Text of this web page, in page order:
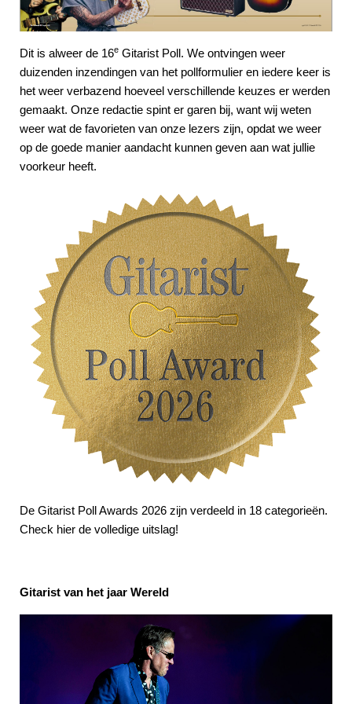
Dit is alweer de 16e Gitarist Poll. We ontvingen weer
duizenden inzendingen van het pollformulier en iedere keer is
het weer verbazend hoeveel verschillende keuzes er werden
gemaakt. Onze redactie spint er garen bij, want wij weten
weer wat de favorieten van onze lezers zijn, opdat we weer
op de goede manier aandacht kunnen geven aan wat jullie
voorkeur heeft.
De Gitarist Poll Awards 2026 zijn verdeeld in 18 categorieën.
Check hier de volledige uitslag!
Gitarist van het jaar Wereld